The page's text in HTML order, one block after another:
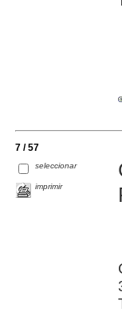
7 / 57
seleccionar
imprimir